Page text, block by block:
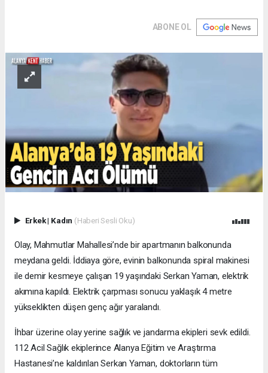
ABONE OL
Erkek| Kadın (Haberi Sesli Oku)
Olay, Mahmutlar Mahallesi’nde bir apartmanın balkonunda
meydana geldi. İddiaya göre, evinin balkonunda spiral makinesi
ile demir kesmeye çalışan 19 yaşındaki Serkan Yaman, elektrik
akımına kapıldı. Elektrik çarpması sonucu yaklaşık 4 metre
yükseklikten düşen genç ağır yaralandı.
İhbar üzerine olay yerine sağlık ve jandarma ekipleri sevk edildi.
112 Acil Sağlık ekiplerince Alanya Eğitim ve Araştırma
Hastanesi’ne kaldırılan Serkan Yaman, doktorların tüm